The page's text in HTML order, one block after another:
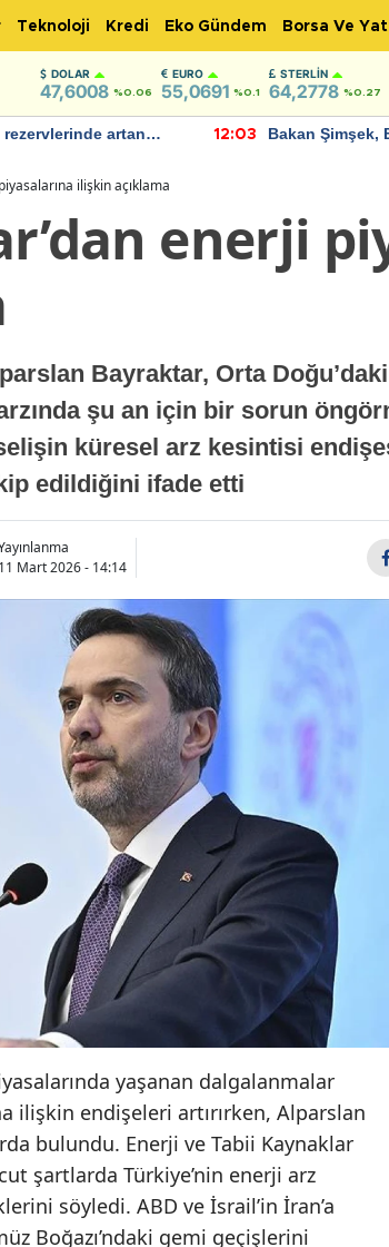
Teknoloji Kredi Eko Gündem Borsa Ve
DOLAR
47,6008 %0.06
EURO
55,0691 %0.1
STERLIN
64,2778 %0.27
rezervlerinde artan
12:03
Bakan Şimşek,
ilişkin açıklama
enerji
Bayraktar, Orta
şu an için bir sorun
küresel arz kesintisi
edildiğini ifade etti
11 Mart 2026 - 14:14
yaşanan dalgalanmalar
ilişkin endişeleri artırırken, Alparslan
bulundu. Enerji ve Tabii Kaynaklar
şartlarda Türkiye’nin enerji arz
söyledi. ABD ve İsrail’in İran’a
Boğazı’ndaki gemi geçişlerini